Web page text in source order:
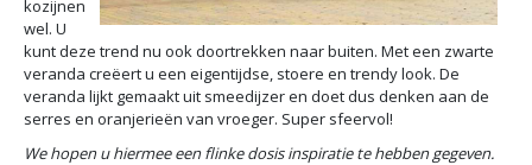
kozijnen
wel. U
kunt deze trend nu ook doortrekken naar buiten. Met een zwarte
veranda creëert u een eigentijdse, stoere en trendy look. De
veranda lijkt gemaakt uit smeedijzer en doet dus denken aan de
serres en oranjerieën van vroeger. Super sfeervol!
We hopen u hiermee een flinke dosis inspiratie te hebben gegeven.